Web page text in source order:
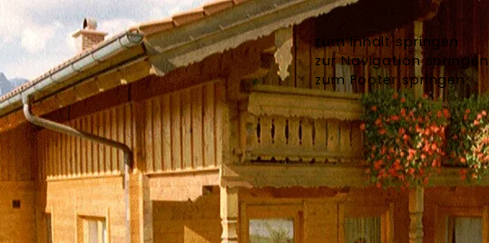
zum Inhalt springen
zur Navigation springen
zum Footer springen